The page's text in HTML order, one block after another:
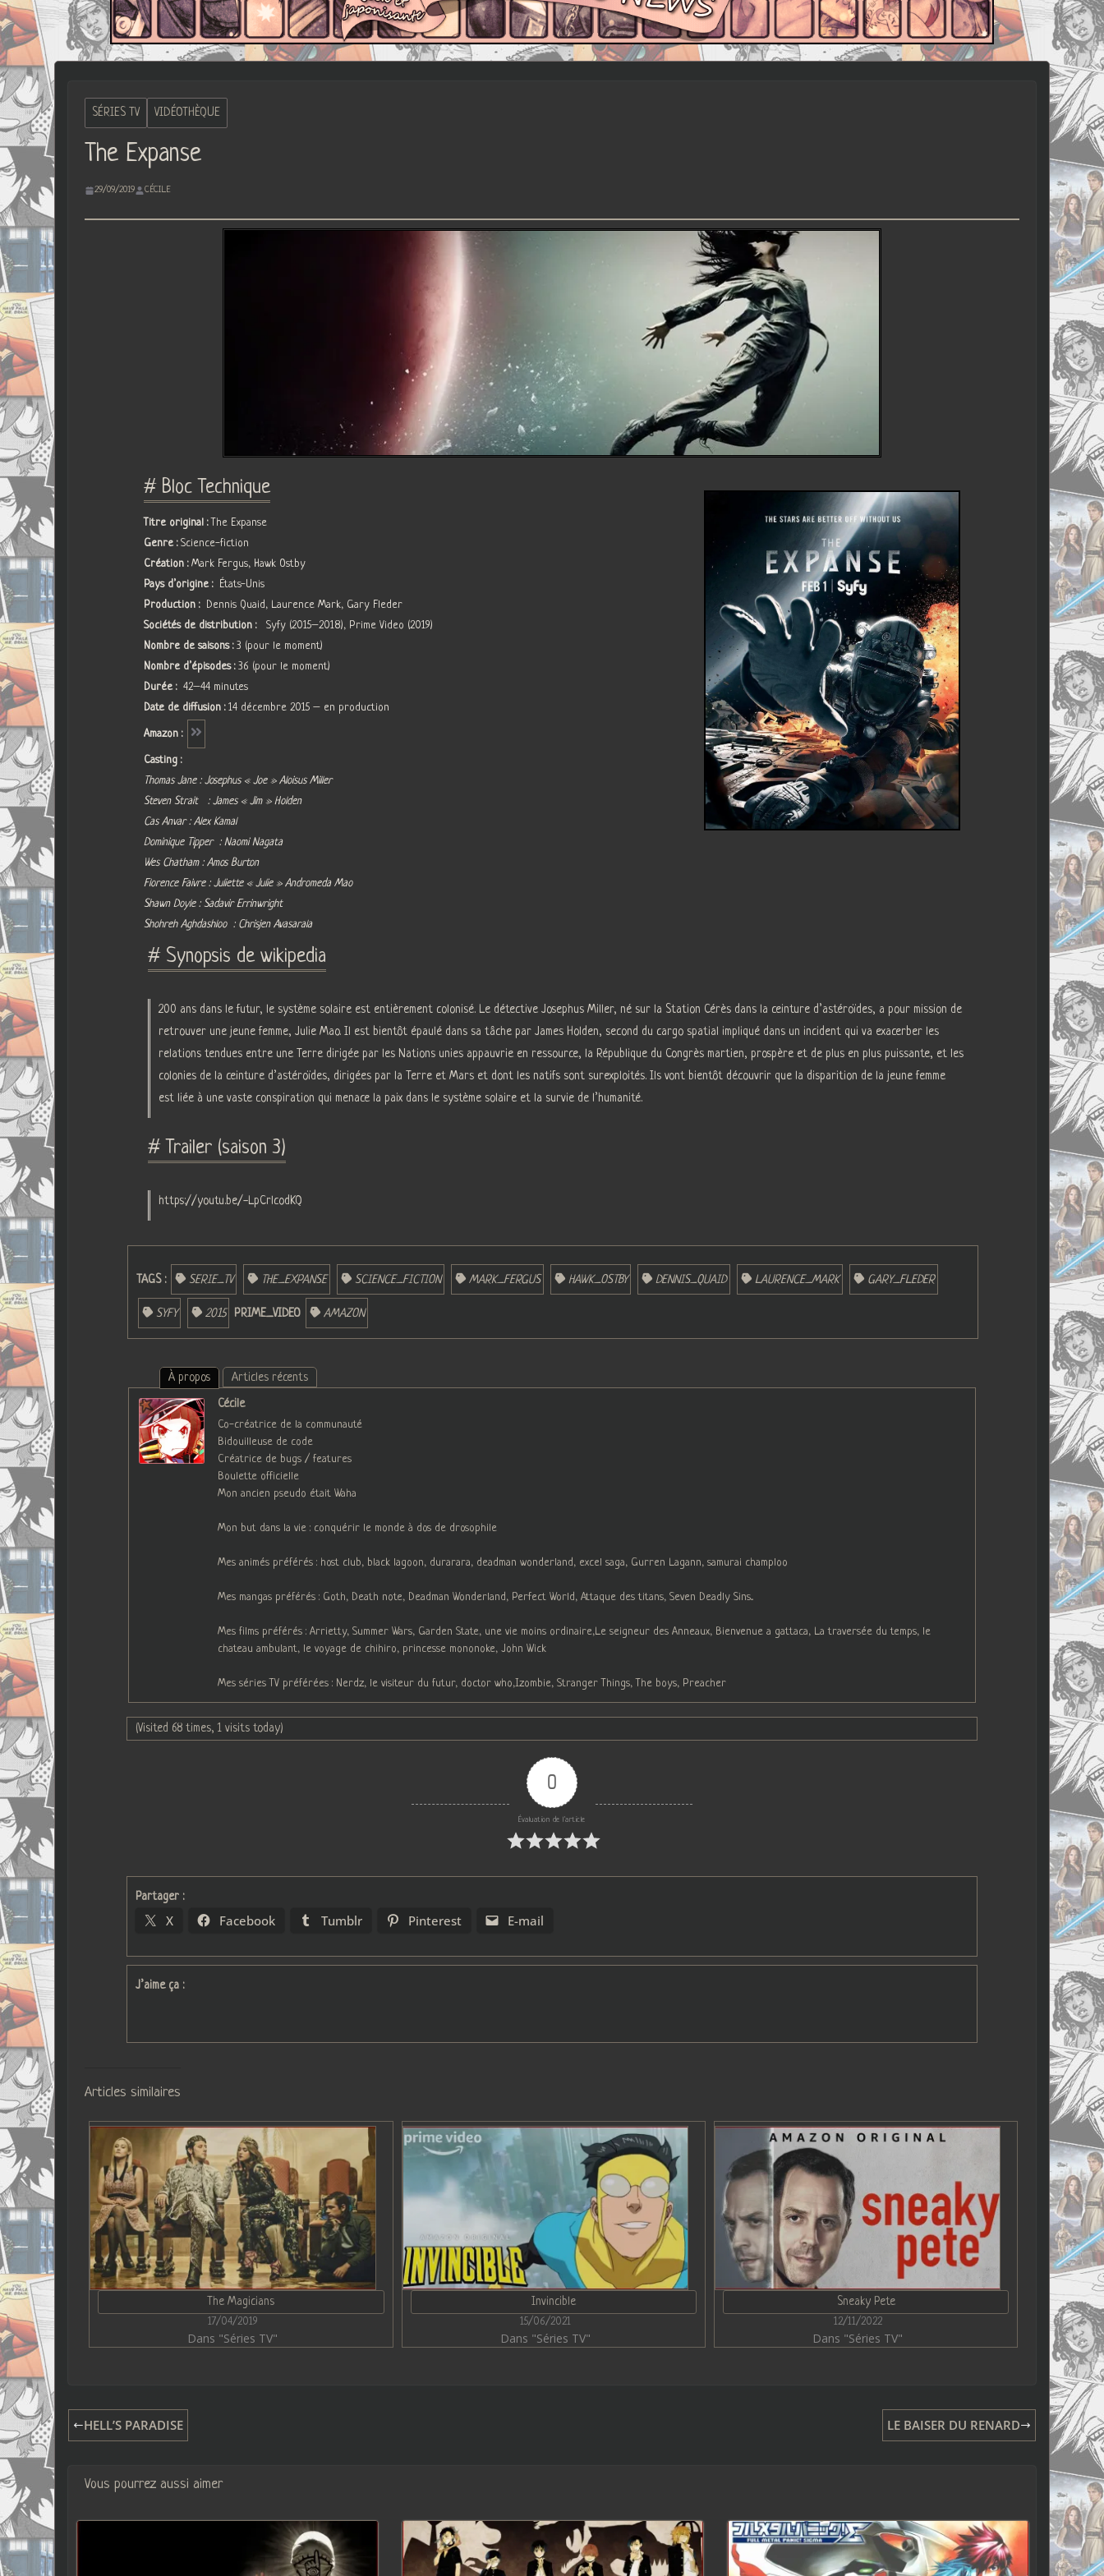
SÉRIES TV VIDÉOTHÈQUE
The Expanse
29/09/2019 CÉCILE
# Bloc Technique
Titre original : The Expanse
Genre :Science-fiction
Création :Mark Fergus, Hawk Ostby
Pays d’origine : États-Unis
Production : Dennis Quaid, Laurence Mark, Gary Fleder
Sociétés de distribution :
Syfy (2015–2018), Prime Video (2019)
Nombre de saisons :3 (pour le moment)
Nombre d’épisodes :36 (pour le moment)
Durée :42–44 minutes
Date de diffusion :14 décembre 2015 – en production
Amazon :
Casting :
Thomas Jane : Josephus « Joe » Aloisus Miller
Steven Strait : James « Jim » Holden
Cas Anvar : Alex Kamal
Dominique Tipper : Naomi Nagata
Wes Chatham : Amos Burton
Florence Faivre : Juliette « Julie » Andromeda Mao
Shawn Doyle : Sadavir Errinwright
Shohreh Aghdashloo : Chrisjen Avasarala
# Synopsis de wikipedia
200 ans dans le futur, le système solaire est entièrement colonisé. Le détective Josephus Miller, né sur la Station Cérès dans la ceinture d’astéroïdes, a pour mission de
retrouver une jeune femme, Julie Mao. Il est bientôt épaulé dans sa tâche par James Holden, second du cargo spatial impliqué dans un incident qui va exacerber les
relations tendues entre une Terre dirigée par les Nations unies appauvrie en ressource, la République du Congrès martien, prospère et de plus en plus puissante, et les
colonies de la ceinture d’astéroïdes, dirigées par la Terre et Mars et dont les natifs sont surexploités. Ils vont bientôt découvrir que la disparition de la jeune femme
est liée à une vaste conspiration qui menace la paix dans le système solaire et la survie de l’humanité.
# Trailer (saison 3)
https://youtu.be/-LpCrlcodKQ
TAGS : SERIE_TV THE_EXPANSE SCIENCE_FICTION MARK_FERGUS HAWK_OSTBY DENNIS_QUAID LAURENCE_MARK GARY_FLEDER
SYFY 2015 PRIME_VIDEO AMAZON
À propos
Articles récents
Cécile
Co-créatrice de la communauté
Bidouilleuse de code
Créatrice de bugs / features
Boulette officielle
Mon ancien pseudo était Waha
Mon but dans la vie : conquérir le monde à dos de drosophile
Mes animés préférés : host club, black lagoon, durarara, deadman wonderland, excel saga, Gurren Lagann, samurai champloo
Mes mangas préférés : Goth, Death note, Deadman Wonderland, Perfect World, Attaque des titans, Seven Deadly Sins...
Mes films préférés : Arrietty, Summer Wars, Garden State, une vie moins ordinaire,Le seigneur des Anneaux, Bienvenue a gattaca, La traversée du temps, le
chateau ambulant, le voyage de chihiro, princesse mononoke, John Wick
Mes séries TV préférées : Nerdz, le visiteur du futur, doctor who,Izombie, Stranger Things, The boys, Preacher
(Visited 68 times, 1 visits today)
0
Évaluation de l'article
Partager :
X Facebook Tumblr Pinterest E-mail
J’aime ça :
Articles similaires
The Magicians
17/04/2019
Dans "Séries TV"
Invincible
15/06/2021
Dans "Séries TV"
Sneaky Pete
12/11/2022
Dans "Séries TV"
HELL’S PARADISE LE BAISER DU RENARD
Vous pourrez aussi aimer